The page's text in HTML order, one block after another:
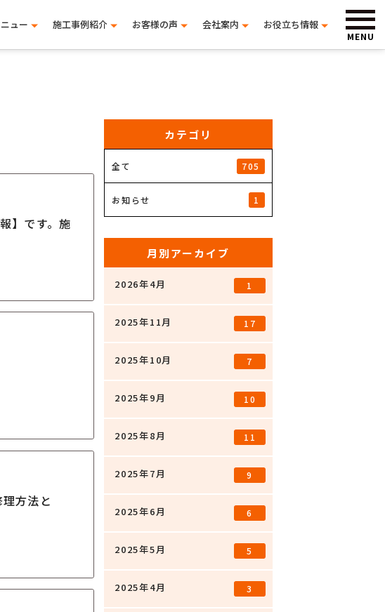
ュー 施工事例紹介 お客様の声 会社案内 お役立ち情報
MENU
】です。施
方法と
カテゴリ
全て 705
お知らせ 1
月別アーカイブ
2026年4月 1
2025年11月 17
2025年10月 7
2025年9月 10
2025年8月 11
2025年7月 9
2025年6月 6
2025年5月 5
2025年4月 3